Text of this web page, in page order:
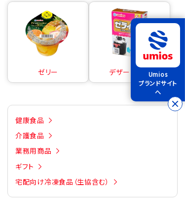
ゼリー デザートの素
健康食品
介護食品
業務用商品
ギフト
宅配向け冷凍食品（生協含む）
Umios
ブランドサイト
へ